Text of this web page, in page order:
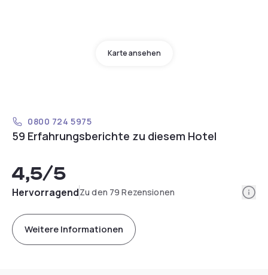
Karte ansehen
0800 724 5975
59 Erfahrungsberichte zu diesem Hotel
4,5/5
HervorragendZu den 79 Rezensionen
Weitere Informationen